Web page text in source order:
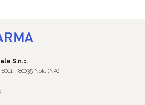
S.n.c.
- 80035 Nola (NA)